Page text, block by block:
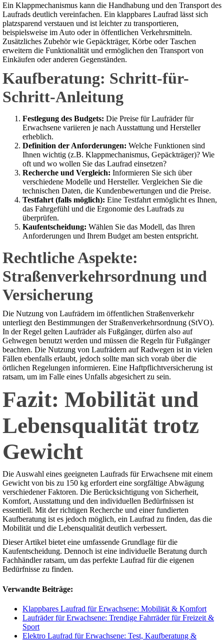
Ein Klappmechanismus kann die Handhabung und den Transport des
Laufrads deutlich vereinfachen. Ein klappbares Laufrad lässt sich
platzsparend verstauen und ist leichter zu transportieren,
beispielsweise im Auto oder in öffentlichen Verkehrsmitteln.
Zusätzliches Zubehör wie Gepäckträger, Körbe oder Taschen
erweitern die Funktionalität und ermöglichen den Transport von
Einkäufen oder anderen Gegenständen.
Kaufberatung: Schritt-für-
Schritt-Anleitung
Festlegung des Budgets: Die Preise für Laufräder für
Erwachsene variieren je nach Ausstattung und Hersteller
erheblich.
Definition der Anforderungen: Welche Funktionen sind
Ihnen wichtig (z.B. Klappmechanismus, Gepäckträger)? Wie
oft und wo wollen Sie das Laufrad einsetzen?
Recherche und Vergleich: Informieren Sie sich über
verschiedene Modelle und Hersteller. Vergleichen Sie die
technischen Daten, die Kundenbewertungen und die Preise.
Testfahrt (falls möglich): Eine Testfahrt ermöglicht es Ihnen,
das Fahrgefühl und die Ergonomie des Laufrads zu
überprüfen.
Kaufentscheidung: Wählen Sie das Modell, das Ihren
Anforderungen und Ihrem Budget am besten entspricht.
Rechtliche Aspekte:
Straßenverkehrsordnung und
Versicherung
Die Nutzung von Laufrädern im öffentlichen Straßenverkehr
unterliegt den Bestimmungen der Straßenverkehrsordnung (StVO).
In der Regel gelten Laufräder als Fußgänger, dürfen also auf
Gehwegen benutzt werden und müssen die Regeln für Fußgänger
beachten. Die Nutzung von Laufrädern auf Radwegen ist in vielen
Fällen ebenfalls erlaubt, jedoch sollte man sich vorab über die
örtlichen Regelungen informieren. Eine Haftpflichtversicherung ist
ratsam, um im Falle eines Unfalls abgesichert zu sein.
Fazit: Mobilität und
Lebensqualität trotz
Gewicht
Die Auswahl eines geeigneten Laufrads für Erwachsene mit einem
Gewicht von bis zu 150 kg erfordert eine sorgfältige Abwägung
verschiedener Faktoren. Die Berücksichtigung von Sicherheit,
Komfort, Ausstattung und den individuellen Bedürfnissen ist
essentiell. Mit der richtigen Recherche und einer fundierten
Kaufberatung ist es jedoch möglich, ein Laufrad zu finden, das die
Mobilität und die Lebensqualität deutlich verbessert.
Dieser Artikel bietet eine umfassende Grundlage für die
Kaufentscheidung. Dennoch ist eine individuelle Beratung durch
Fachhändler ratsam, um das perfekte Laufrad für die eigenen
Bedürfnisse zu finden.
Verwandte Beiträge:
Klappbares Laufrad für Erwachsene: Mobilität & Komfort
Laufräder für Erwachsene: Trendige Fahrräder für Freizeit &
Sport
Elektro Laufrad für Erwachsene: Test, Kaufberatung &